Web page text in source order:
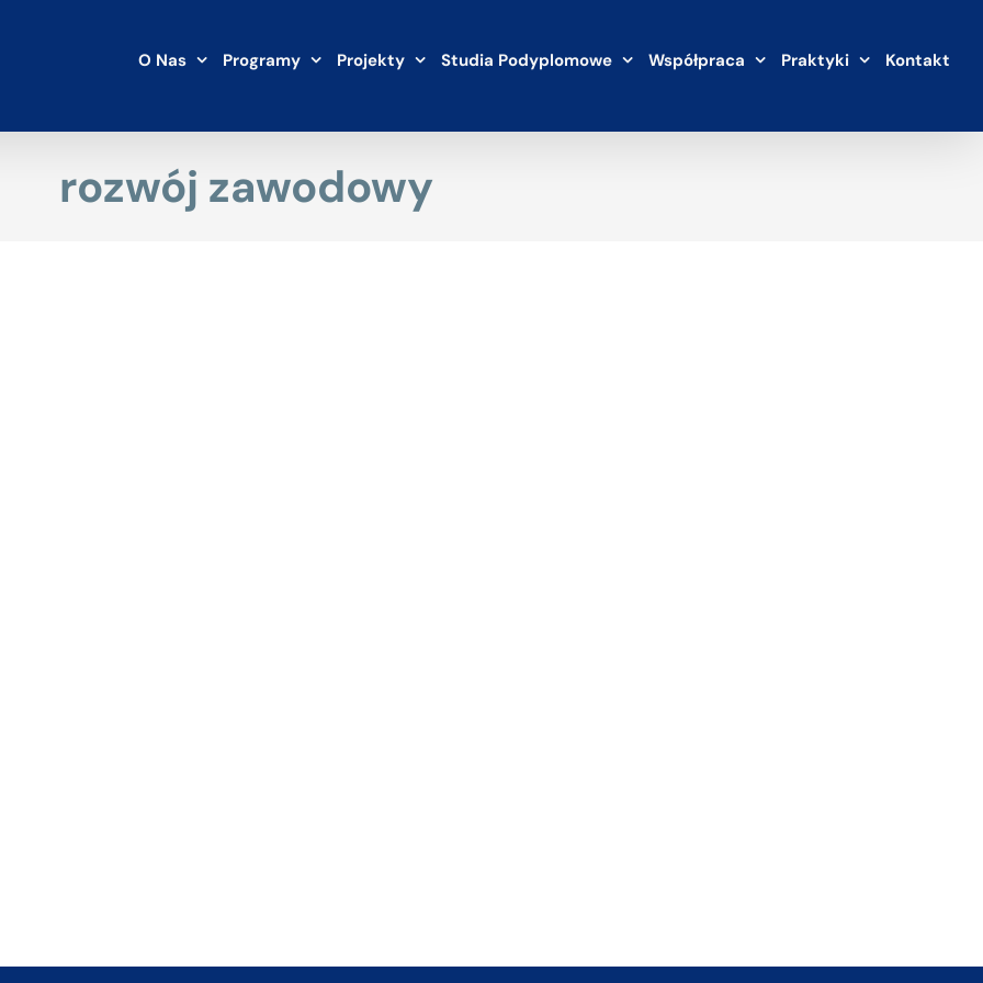
O Nas Programy Projekty Studia Podyplomowe Współpraca Praktyki Kontakt
rozwój zawodowy